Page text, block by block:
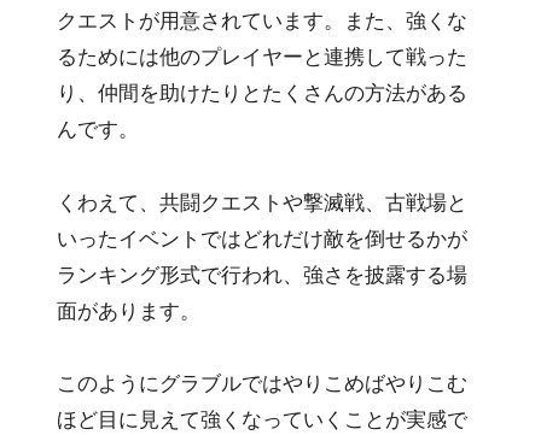
クエストが用意されています。また、強くな
るためには他のプレイヤーと連携して戦った
り、仲間を助けたりとたくさんの方法がある
んです。
くわえて、共闘クエストや撃滅戦、古戦場と
いったイベントではどれだけ敵を倒せるかが
ランキング形式で行われ、強さを披露する場
面があります。
このようにグラブルではやりこめばやりこむ
ほど目に見えて強くなっていくことが実感で